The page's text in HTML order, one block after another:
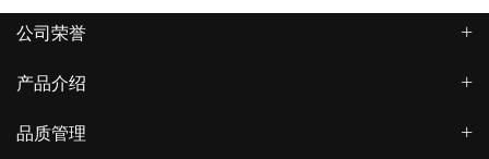
公司荣誉
产品介绍
品质管理